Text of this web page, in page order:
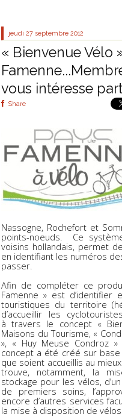
jeudi 27 septembre 2012
« Bienvenue Vélo
vous intéresse
Share
Nassogne, Rochefort et
points-noeuds. Ce
voisins hollandais, permet
en identifiant les numéros
passer.
Afin de compléter ce
Famenne » est
touristiques du territoire
d’accueillir les
à travers le concept «
Maisons du Tourisme, «
», « Huy Meuse Condroz
concept a été créé sur
que soient accueillis au
trouve, notamment, la
stockage pour les vélos,
de premiers soins,
encore d’autres services
la mise à disposition de vélos…